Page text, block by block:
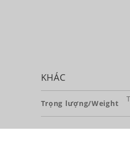
KHÁC
Trọng lượng/Weight